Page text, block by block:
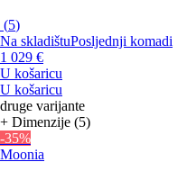
(5)
Na skladištuPosljednji komadi
1 029 €
U košaricu
U košaricu
druge varijante
+ Dimenzije (5)
-35%
Moonia